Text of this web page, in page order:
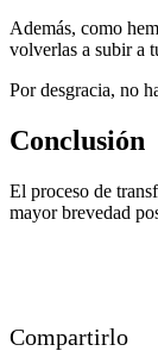
Además, como
volverlas a subir a
Por desgracia, no
Conclusión
El proceso de
mayor brevedad
Compartirlo